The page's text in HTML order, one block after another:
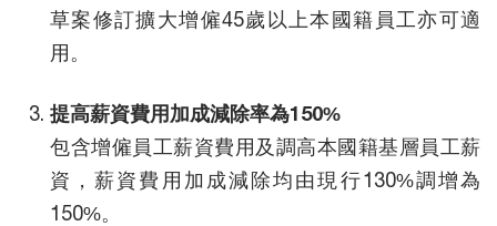
草案修訂擴大增僱45歲以上本國籍員工亦可適
用。
提高薪資費用加成減除率為150%
包含增僱員工薪資費用及調高本國籍基層員工薪
資，薪資費用加成減除均由現行130%調增為
150%。